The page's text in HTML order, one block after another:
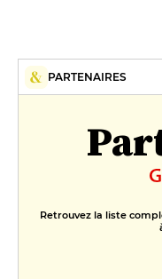
PARTENAIRES
Retrouvez la liste